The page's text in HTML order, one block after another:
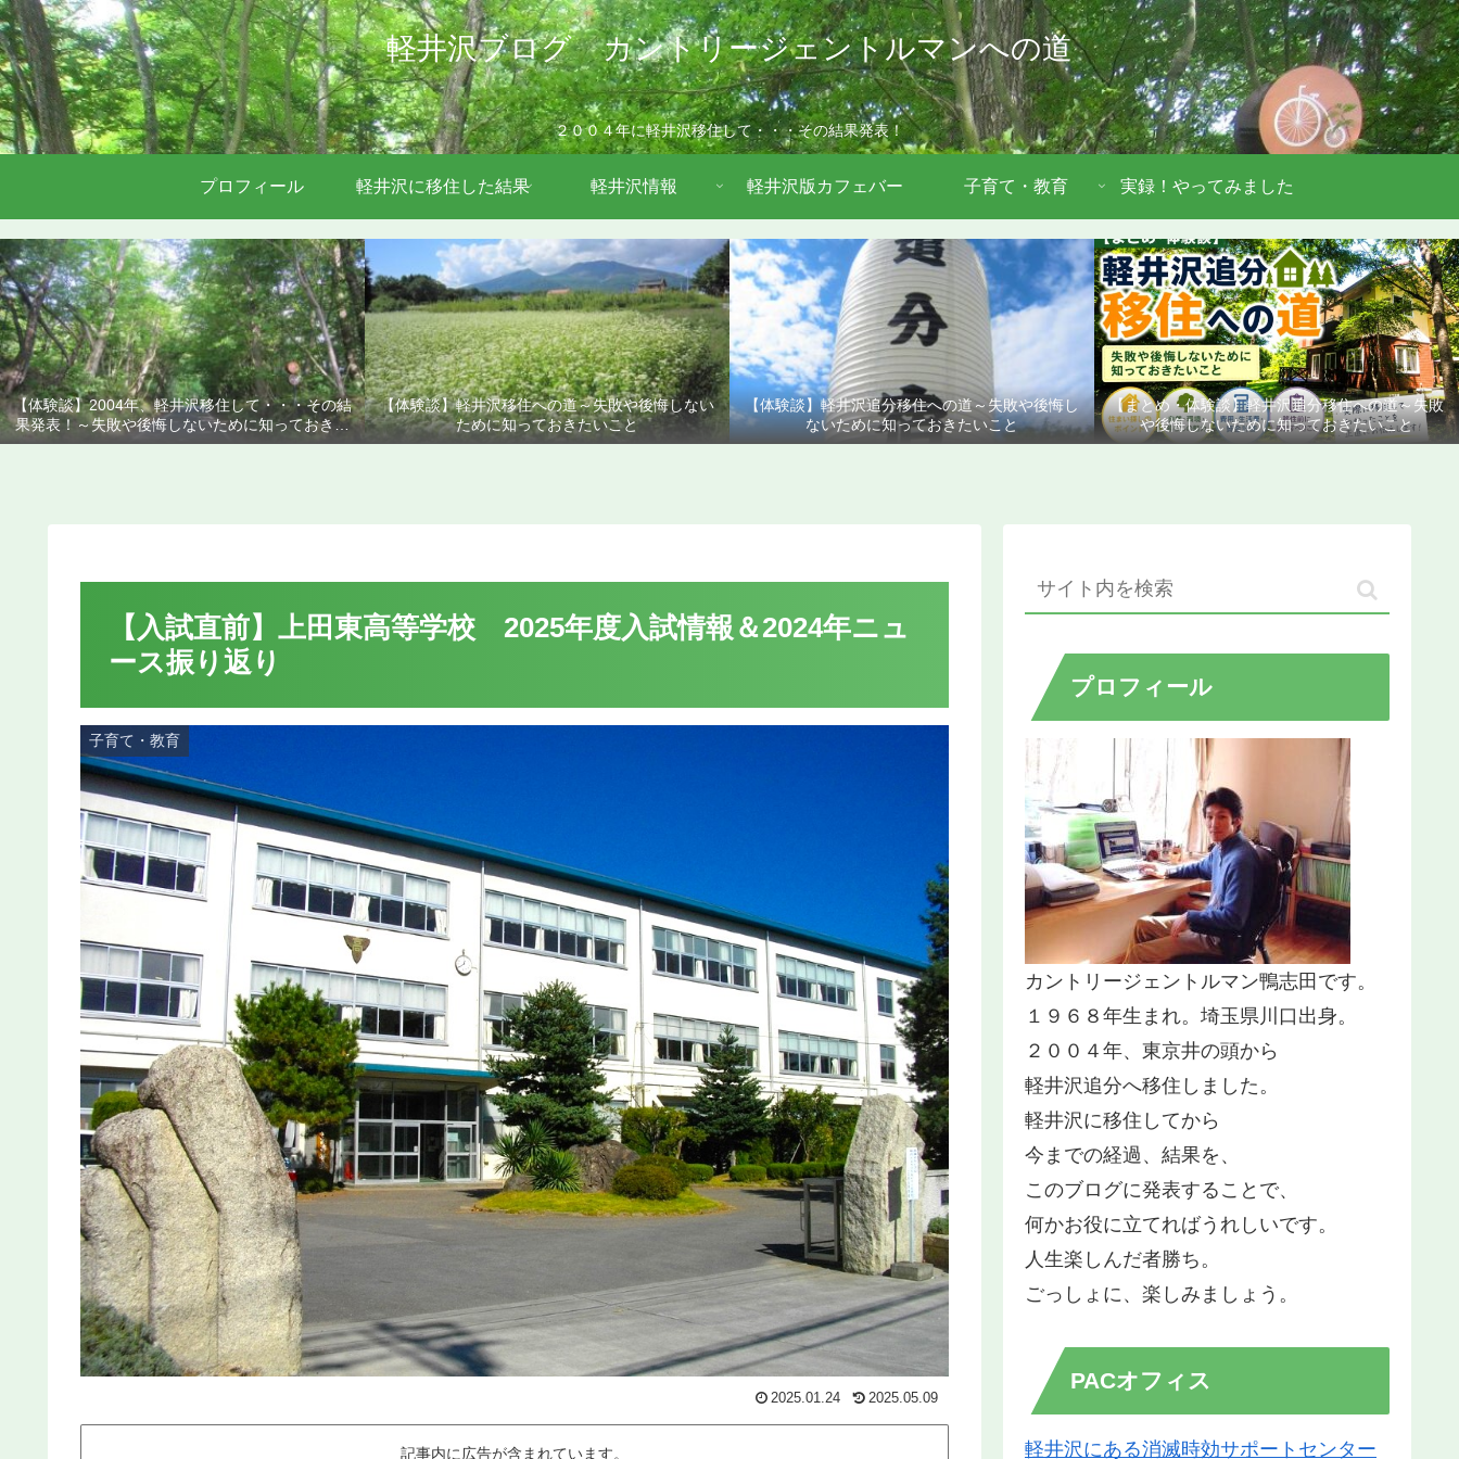
軽井沢ブログ カントリージェントルマンへの道
２００４年に軽井沢移住して・・・その結果発表！
プロフィール 軽井沢に移住した結果 軽井沢情報 軽井沢版カフェバー 子育て・教育 実録！やってみました
【体験談】2004年、軽井沢移住して・・・その結
果発表！～失敗や後悔しないために知っておきた
いこと
【体験談】軽井沢移住への道～失敗や後悔しない
ために知っておきたいこと
【体験談】軽井沢追分移住への道～失敗や後悔し
ないために知っておきたいこと
【まとめ・体験談】軽井沢追分移住への道～失敗
や後悔しないために知っておきたいこと
【入試直前】上田東高等学校 2025年度入試情報＆2024年ニュ
ース振り返り
子育て・教育
2025.01.24 2025.05.09
記事内に広告が含まれています。
プロフィール
カントリージェントルマン鴨志田です。
１９６８年生まれ。埼玉県川口出身。
２００４年、東京井の頭から
軽井沢追分へ移住しました。
軽井沢に移住してから
今までの経過、結果を、
このブログに発表することで、
何かお役に立てればうれしいです。
人生楽しんだ者勝ち。
ごっしょに、楽しみましょう。
PACオフィス
軽井沢にある消滅時効サポートセンター